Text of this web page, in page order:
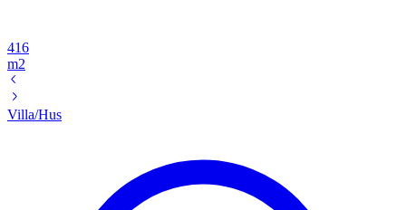
416
m2
Villa/Hus